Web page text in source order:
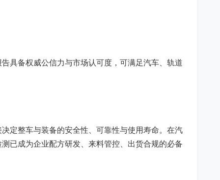
具备权威公信力与市场认可度，可满足汽车、轨道
定整车与装备的安全性、可靠性与使用寿命。在汽
已成为企业配方研发、来料管控、出货合规的必备